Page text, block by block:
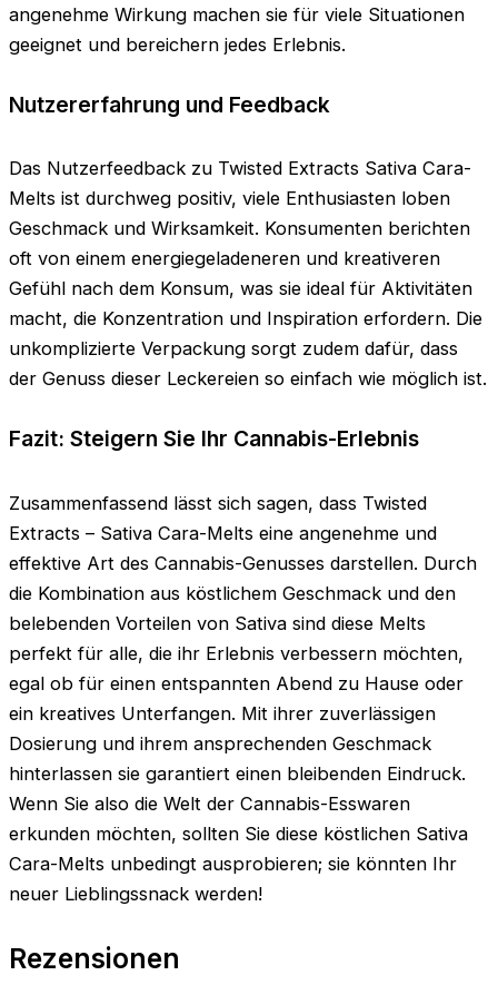
angenehme Wirkung machen sie für viele Situationen
geeignet und bereichern jedes Erlebnis.
Nutzererfahrung und Feedback
Das Nutzerfeedback zu Twisted Extracts Sativa Cara-
Melts ist durchweg positiv, viele Enthusiasten loben
Geschmack und Wirksamkeit. Konsumenten berichten
oft von einem energiegeladeneren und kreativeren
Gefühl nach dem Konsum, was sie ideal für Aktivitäten
macht, die Konzentration und Inspiration erfordern. Die
unkomplizierte Verpackung sorgt zudem dafür, dass
der Genuss dieser Leckereien so einfach wie möglich ist.
Fazit: Steigern Sie Ihr Cannabis-Erlebnis
Zusammenfassend lässt sich sagen, dass Twisted
Extracts – Sativa Cara-Melts eine angenehme und
effektive Art des Cannabis-Genusses darstellen. Durch
die Kombination aus köstlichem Geschmack und den
belebenden Vorteilen von Sativa sind diese Melts
perfekt für alle, die ihr Erlebnis verbessern möchten,
egal ob für einen entspannten Abend zu Hause oder
ein kreatives Unterfangen. Mit ihrer zuverlässigen
Dosierung und ihrem ansprechenden Geschmack
hinterlassen sie garantiert einen bleibenden Eindruck.
Wenn Sie also die Welt der Cannabis-Esswaren
erkunden möchten, sollten Sie diese köstlichen Sativa
Cara-Melts unbedingt ausprobieren; sie könnten Ihr
neuer Lieblingssnack werden!
Rezensionen